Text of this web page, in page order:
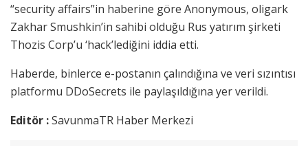
“security affairs”in haberine göre Anonymous, oligark
Zakhar Smushkin’in sahibi olduğu Rus yatırım şirketi
Thozis Corp’u ‘hack’lediğini iddia etti.
Haberde, binlerce e-postanın çalındığına ve veri sızıntısı
platformu DDoSecrets ile paylaşıldığına yer verildi.
Editör :SavunmaTR Haber Merkezi